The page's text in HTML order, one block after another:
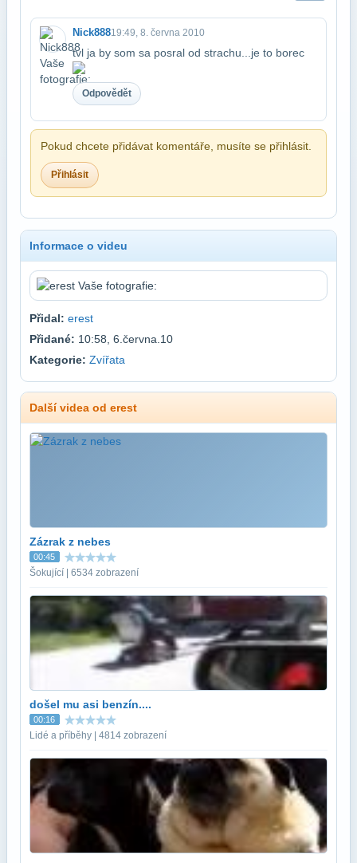
Nick88819:49, 8. června 2010
tvl ja by som sa posral od strachu...je to borec
Odpovědět
Pokud chcete přidávat komentáře, musíte se přihlásit.
Přihlásit
Informace o videu
Přidal: erest
Přidané: 10:58, 6.června.10
Kategorie: Zvířata
Další videa od erest
Zázrak z nebes
00:45
Šokující | 6534 zobrazení
došel mu asi benzín....
00:16
Lidé a příběhy | 4814 zobrazení